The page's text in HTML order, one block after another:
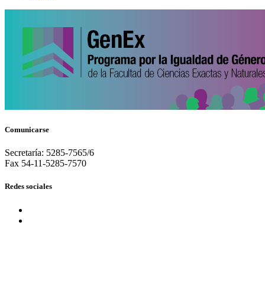
Comunicarse
Secretaría: 5285-7565/6
Fax 54-11-5285-7570
Redes sociales